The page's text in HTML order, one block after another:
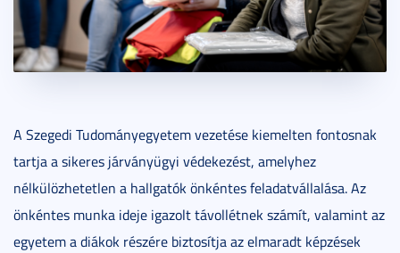
A Szegedi Tudományegyetem vezetése kiemelten fontosnak
tartja a sikeres járványügyi védekezést, amelyhez
nélkülözhetetlen a hallgatók önkéntes feladatvállalása. Az
önkéntes munka ideje igazolt távollétnek számít, valamint az
egyetem a diákok részére biztosítja az elmaradt képzések